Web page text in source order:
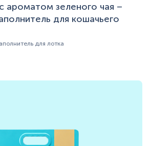
зеленого чая –
для кошачьего
для лотка